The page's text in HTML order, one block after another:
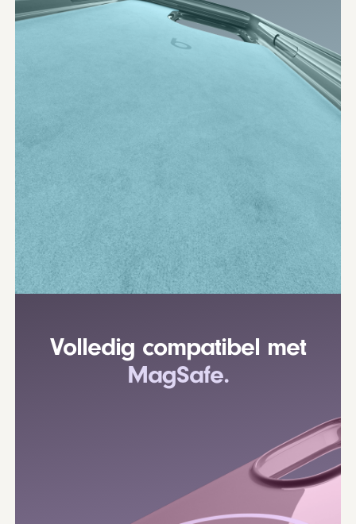
Volledig compatibel met
MagSafe.